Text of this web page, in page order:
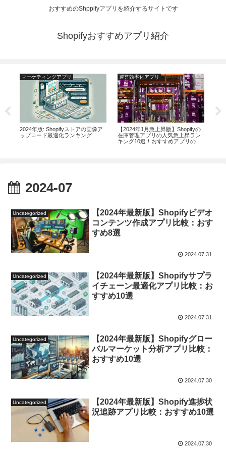
おすすめのShppifyアプリを紹介するサイトです
Shopifyおすすめアプリ紹介
マーケティングアプリ
2024年版: Shopifyストアの画像ア
ップロード最適化ランキング
運営効率化アプリ
【2024年1月急上昇版】Shopifyの
在庫管理アプリの人気急上昇ラン
キング10選！おすすめアプリの機
2024-07
Uncategorized
【2024年最新版】Shopifyビデオ
コンテンツ作成アプリ比較：おす
すめ8選
2024.07.31
Uncategorized
【2024年最新版】Shopifyサプラ
イチェーン最適化アプリ比較：お
すすめ10選
2024.07.31
Uncategorized
【2024年最新版】Shopifyグロー
バルマーケット分析アプリ比較：
おすすめ10選
2024.07.30
Uncategorized
【2024年最新版】Shopify進捗状
況追跡アプリ比較：おすすめ10選
2024.07.30